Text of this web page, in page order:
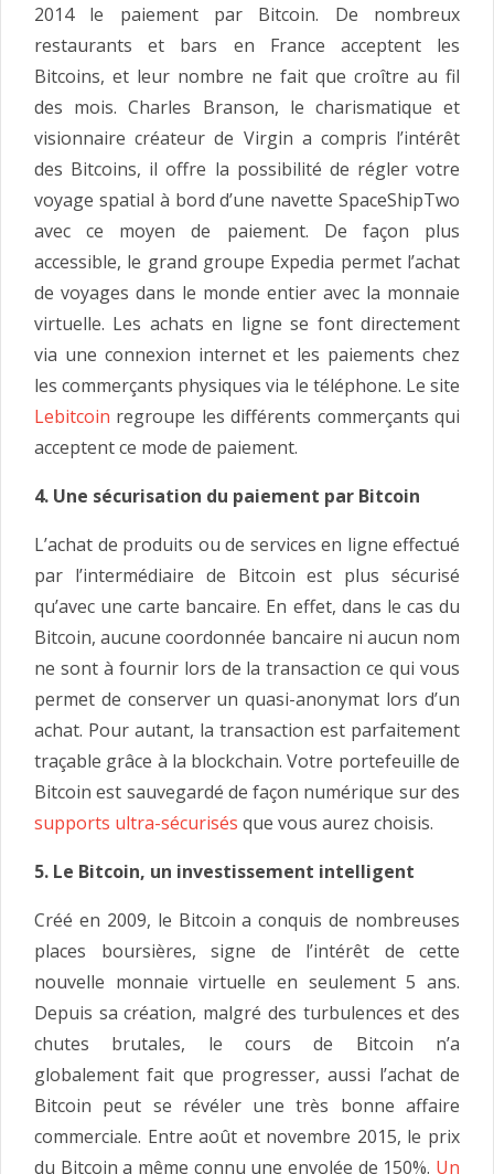
2014 le paiement par Bitcoin. De nombreux
restaurants et bars en France acceptent les
Bitcoins, et leur nombre ne fait que croître au fil
des mois. Charles Branson, le charismatique et
visionnaire créateur de Virgin a compris l’intérêt
des Bitcoins, il offre la possibilité de régler votre
voyage spatial à bord d’une navette SpaceShipTwo
avec ce moyen de paiement. De façon plus
accessible, le grand groupe Expedia permet l’achat
de voyages dans le monde entier avec la monnaie
virtuelle. Les achats en ligne se font directement
via une connexion internet et les paiements chez
les commerçants physiques via le téléphone. Le site
Lebitcoin regroupe les différents commerçants qui
acceptent ce mode de paiement.
4. Une sécurisation du paiement par Bitcoin
L’achat de produits ou de services en ligne effectué
par l’intermédiaire de Bitcoin est plus sécurisé
qu’avec une carte bancaire. En effet, dans le cas du
Bitcoin, aucune coordonnée bancaire ni aucun nom
ne sont à fournir lors de la transaction ce qui vous
permet de conserver un quasi-anonymat lors d’un
achat. Pour autant, la transaction est parfaitement
traçable grâce à la blockchain. Votre portefeuille de
Bitcoin est sauvegardé de façon numérique sur des
supports ultra-sécurisés que vous aurez choisis.
5. Le Bitcoin, un investissement intelligent
Créé en 2009, le Bitcoin a conquis de nombreuses
places boursières, signe de l’intérêt de cette
nouvelle monnaie virtuelle en seulement 5 ans.
Depuis sa création, malgré des turbulences et des
chutes brutales, le cours de Bitcoin n’a
globalement fait que progresser, aussi l’achat de
Bitcoin peut se révéler une très bonne affaire
commerciale. Entre août et novembre 2015, le prix
du Bitcoin a même connu une envolée de 150%. Un